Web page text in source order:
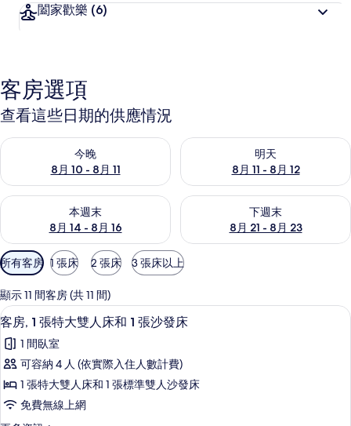
闔家歡樂 (6)
客房選項
查看這些日期的供應情況
今晚
8月 10 - 8月 11
查看今晚 (8月 10 - 8月 11) 的供應情況
明天
8月 11 - 8月 12
查看明天 (8月 11 - 8月 12) 的供
本週末
8月 14 - 8月 16
查看本週末 (8月 14 - 8月 16) 的供應情況
下週末
8月 21 - 8月 23
查看下週末 (8月 21 - 8月 23)
可
用
的
客
房
篩
選
條
所有客房 1 張床 2 張床 3 張床以上
顯示 11 間客房 (共 11 間)
顯
示
客
房,
1
張
客房內保險箱、書桌、筆電工作空間
7
客房, 1 張特大雙人床和 1 張沙發床
1 間臥室
可容納 4 人 (依實際入住人數計費)
1 張特大雙人床和 1 張標準雙人沙發床
免費無線上網